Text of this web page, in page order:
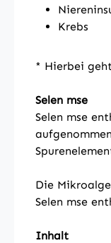
Krebs
* Hierbei
Selen mse
Selen mse
Die
Selen mse
Inhalt